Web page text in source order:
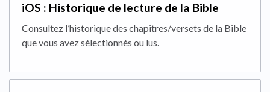
iOS : Historique de lecture de la Bible
Consultez l’historique des chapitres/versets de la Bible
que vous avez sélectionnés ou lus.